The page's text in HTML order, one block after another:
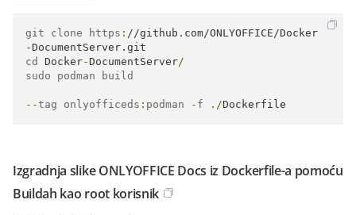
git clone https : //github.com/ONLYOFFICE/Docker
-DocumentServer.git
cd Docker-DocumentServer/
sudo podman build
--tag onlyofficeds : podman - f ./Dockerfile
Izgradnja slike ONLYOFFICE Docs iz Dockerfile-a pomoću
Buildah kao root korisnik